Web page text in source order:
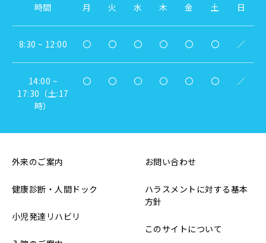
時間 月 火 水 木 金 土 日
8:30 ~ 12:00 〇 〇 〇 〇 〇 〇 ／
14:00 ~
17:30（土:17
時）
〇 〇 〇 〇 〇 〇 ／
外来のご案内
健康診断・人間ドック
小児発達リハビリ
お問い合わせ
ハラスメントに対する基本
方針
このサイトについて